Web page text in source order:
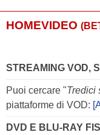
HOMEVIDEO
STREAMING VOD,
Puoi cercare "Tredici
piattaforme di VOD:
DVD E BLU-RAY